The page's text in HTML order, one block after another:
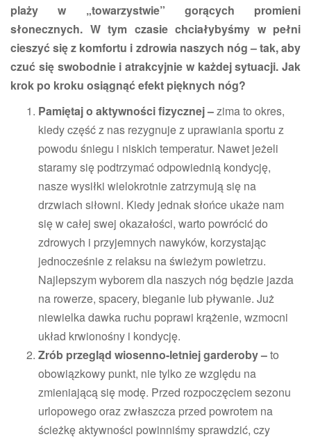
plaży w „towarzystwie” gorących promieni
słonecznych. W tym czasie chciałybyśmy w pełni
cieszyć się z komfortu i zdrowia naszych nóg – tak, aby
czuć się swobodnie i atrakcyjnie w każdej sytuacji. Jak
krok po kroku osiągnąć efekt pięknych nóg?
Pamiętaj o aktywności fizycznej –zima to okres,
kiedy część z nas rezygnuje z uprawiania sportu z
powodu śniegu i niskich temperatur. Nawet jeżeli
staramy się podtrzymać odpowiednią kondycję,
nasze wysiłki wielokrotnie zatrzymują się na
drzwiach siłowni. Kiedy jednak słońce ukaże nam
się w całej swej okazałości, warto powrócić do
zdrowych i przyjemnych nawyków, korzystając
jednocześnie z relaksu na świeżym powietrzu.
Najlepszym wyborem dla naszych nóg będzie jazda
na rowerze, spacery, bieganie lub pływanie. Już
niewielka dawka ruchu poprawi krążenie, wzmocni
układ krwionośny i kondycję.
Zrób przegląd wiosenno-letniej garderoby –to
obowiązkowy punkt, nie tylko ze względu na
zmieniającą się modę. Przed rozpoczęciem sezonu
urlopowego oraz zwłaszcza przed powrotem na
ścieżkę aktywności powinniśmy sprawdzić, czy